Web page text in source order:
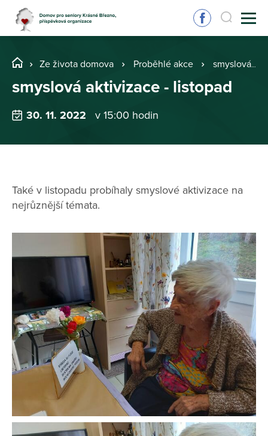
Ze života domova Proběhlé akce smyslová aktivizace - listopad
smyslová aktivizace - listopad
30. 11. 2022 v 15:00 hodin
Také v listopadu probíhaly smyslové aktivizace na
nejrůznější témata.